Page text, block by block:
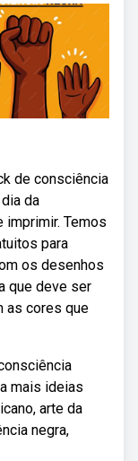
de consciência
da
imprimir. Temos
para
os desenhos
que deve ser
as cores que
mais ideias
arte da
negra,